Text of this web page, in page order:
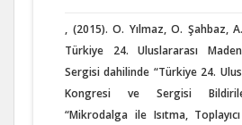
, (2015). O. Yılmaz, O. Şahbaz,
Türkiye 24. Uluslararası
Sergisi dahilinde “Türkiye 24.
Kongresi ve Sergisi
“Mikrodalga ile Isıtma,